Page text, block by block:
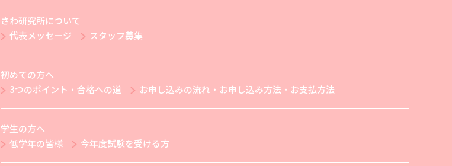
さわ研究所について
代表メッセージ
スタッフ募集
初めての方へ
3つのポイント・合格への道
お申し込みの流れ・お申し込み方法・お支払方法
学生の方へ
低学年の皆様
今年度試験を受ける方